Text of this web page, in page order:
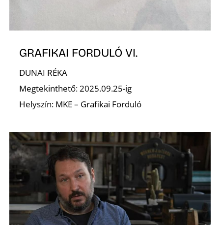
GRAFIKAI FORDULÓ VI.
DUNAI RÉKA
Megtekinthető: 2025.09.25-ig
Helyszín: MKE – Grafikai Forduló